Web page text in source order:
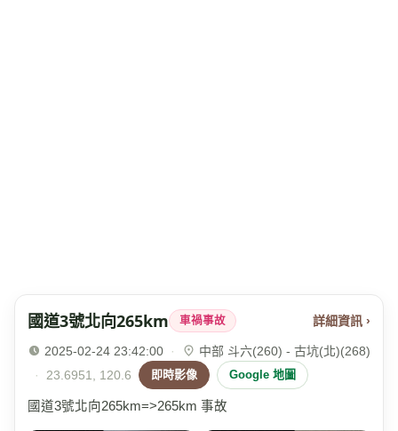
國道3號北向265km 車禍事故 詳細資訊 ›
2025-02-24 23:42:00 ·
中部 斗六(260) - 古坑(北)(268)
·
23.6951, 120.6 即時影像 Google 地圖
國道3號北向265km=>265km 事故